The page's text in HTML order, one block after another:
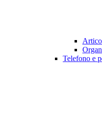
Telefono e